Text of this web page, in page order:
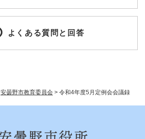
安曇野市教育委員会 > 令和4年度5月定例会会議録
よくある質問と回答